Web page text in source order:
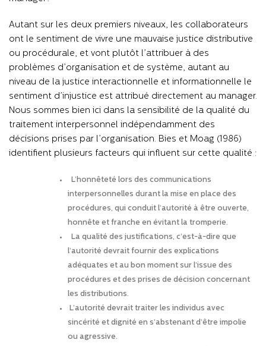
Autant sur les deux premiers niveaux, les collaborateurs
ont le sentiment de vivre une mauvaise justice distributive
ou procédurale, et vont plutôt l’attribuer à des
problèmes d’organisation et de système, autant au
niveau de la justice interactionnelle et informationnelle le
sentiment d’injustice est attribué directement au manager.
Nous sommes bien ici dans la sensibilité de la qualité du
traitement interpersonnel indépendamment des
décisions prises par l’organisation. Bies et Moag (1986)
identifient plusieurs facteurs qui influent sur cette qualité :
L’honnêteté lors des communications
interpersonnelles durant la mise en place des
procédures, qui conduit l’autorité à être ouverte,
honnête et franche en évitant la tromperie.
La qualité des justifications, c’est-à-dire que
l’autorité devrait fournir des explications
adéquates et au bon moment sur l’issue des
procédures et des prises de décision concernant
les distributions.
L’autorité devrait traiter les individus avec
sincérité et dignité en s’abstenant d’être impolie
ou agressive.